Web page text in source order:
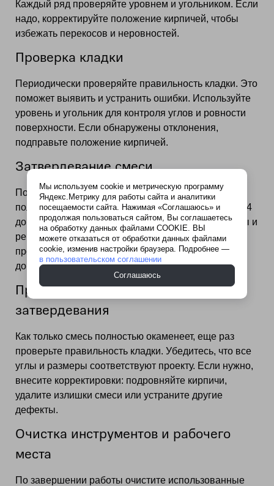
Каждый ряд проверяйте уровнем и угольником. Если
надо, корректируйте положение кирпичей, чтобы
избежать перекосов и неровностей.
Проверка кладки
Периодически проверяйте правильность кладки. Это
поможет выявить и устранить ошибки. Используйте
уровень и угольник для контроля углов и ровности
поверхности. Если обнаружены отклонения,
подправьте положение кирпичей.
Затвердевание смеси
После укладки дайте смеси «Терракот» время для
полного затвердевания. Обычно это занимает от 24
до 48 часов, исходя от условий окружающей среды и
рекомендаций производителя. Не торопитесь
продолжать работы
до окончательного отвердевания смеси.
Проверка и корректировка после
затвердевания
Как только смесь полностью окаменеет, еще раз
проверьте правильность кладки. Убедитесь, что все
углы и размеры соответствуют проекту. Если нужно,
внесите корректировки: подровняйте кирпичи,
удалите излишки смеси или устраните другие
дефекты.
Очистка инструментов и рабочего
места
По завершении работы очистите использованные
Мы используем cookie и метрическую программу
Яндекс.Метрику для работы сайта и аналитики
посещаемости сайта. Нажимая «Соглашаюсь» и
продолжая пользоваться сайтом, Вы соглашаетесь
на обработку данных файлами COOKIE. ВЫ
можете отказаться от обработки данных файлами
cookie, изменив настройки браузера. Подробнее —
в пользовательском соглашении
Соглашаюсь